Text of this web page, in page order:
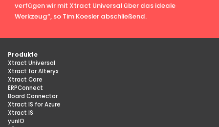
verfügen wir mit Xtract Universal über das ideale
Werkzeug“, so Tim Koesler abschließend.
Produkte
Xtract Universal
Xtract for Alteryx
Xtract Core
ERPConnect
Board Connector
Xtract IS for Azure
Xtract IS
yunIO